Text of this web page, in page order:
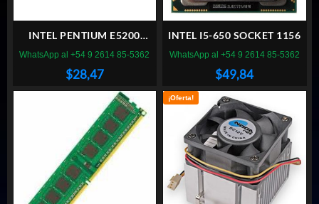
INTEL PENTIUM E5200
SOCKET 775
$28,47
WhatsApp al +54 9 2614 85-5362
INTEL I5-650 SOCKET 1156
$49,84
WhatsApp al +54 9 2614 85-5362
¡Oferta!